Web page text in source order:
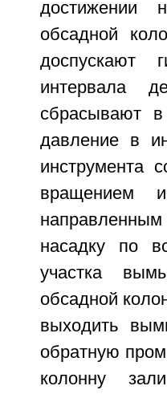
достижении
обсадной
доспускают
интервала
сбрасывают
давление в
инструмента
вращением
направленным
насадку по
участка
обсадной
выходить
обратную
колонну